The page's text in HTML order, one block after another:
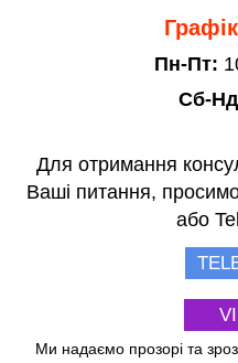
Пн-Пт:
Сб-
Для отримання
Ваші питання,
або
Ми надаємо прозорі та